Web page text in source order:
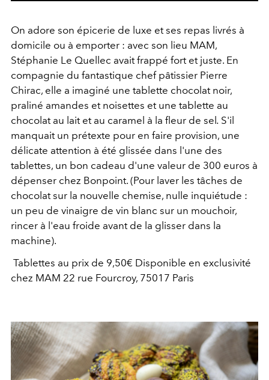
On adore son épicerie de luxe et ses repas livrés à
domicile ou à emporter : avec son lieu MAM,
Stéphanie Le Quellec avait frappé fort et juste. En
compagnie du fantastique chef pâtissier Pierre
Chirac, elle a imaginé une tablette chocolat noir,
praliné amandes et noisettes et une tablette au
chocolat au lait et au caramel à la fleur de sel . S'il
manquait un prétexte pour en faire provision, une
délicate attention à été glissée dans l'une des
tablettes, un bon cadeau d'une valeur de 300 euros à
dépenser chez Bonpoint. (Pour laver les tâches de
chocolat sur la nouvelle chemise, nulle inquiétude :
un peu de vinaigre de vin blanc sur un mouchoir,
rincer à l'eau froide avant de la glisser dans la
machine).
Tablettes au prix de 9,50€ Disponible en exclusivité
chez MAM 22 rue Fourcroy, 75017 Paris